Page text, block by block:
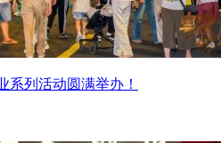
系列活动圆满举办！